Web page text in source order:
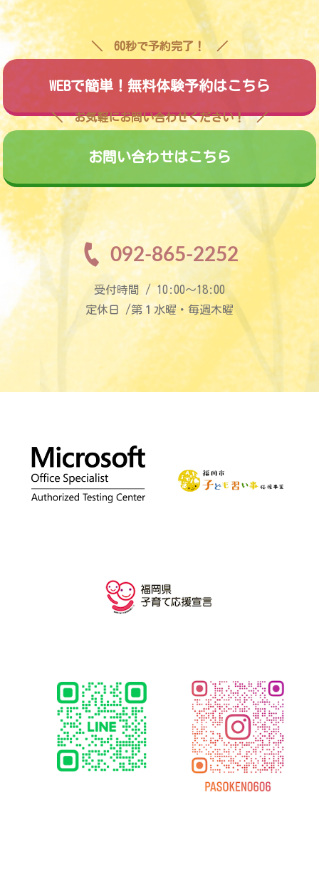
60秒で予約完了！
WEBで簡単！無料体験予約はこちら
お気軽にお問い合わせください！
お問い合わせはこちら
092-865-2252
受付時間 / 10:00〜18:00
定休日 /第１水曜・毎週木曜